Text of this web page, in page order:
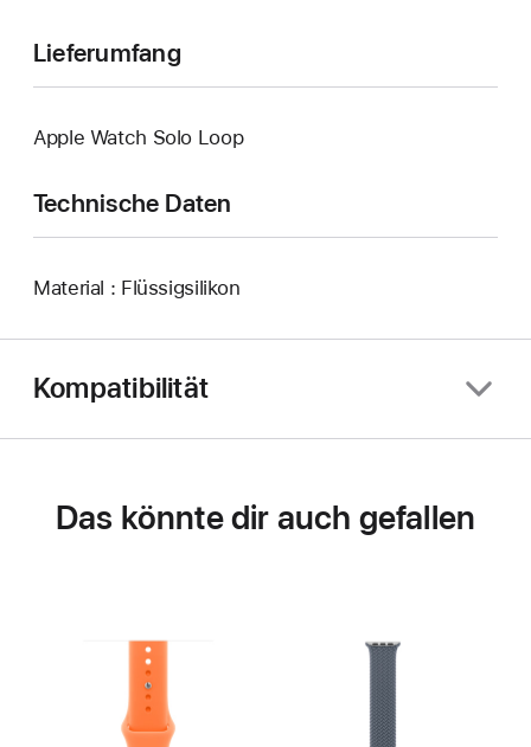
Lieferumfang
Apple Watch Solo Loop
Technische Daten
Material : Flüssigsilikon
Kompatibilität
Das könnte dir auch gefallen